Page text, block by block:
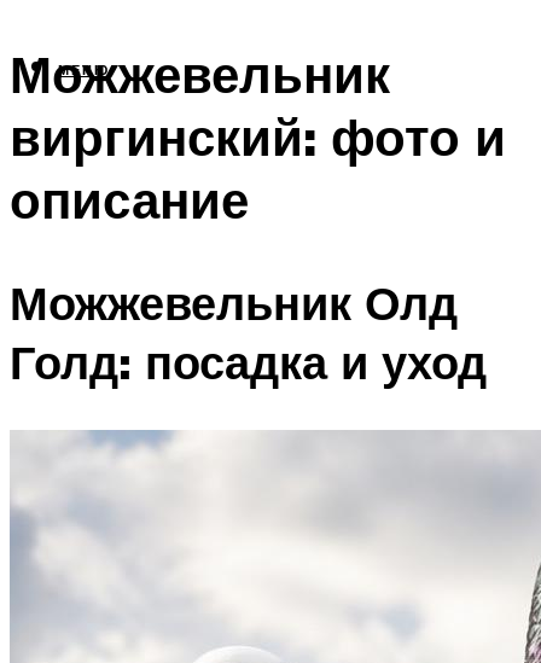
МЕНЮ
Можжевельник
виргинский: фото и
описание
Можжевельник Олд
Голд: посадка и уход